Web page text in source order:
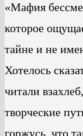
«Мафия
которое
тайне и не
Хотелось
читали
творческие
горжусь, что